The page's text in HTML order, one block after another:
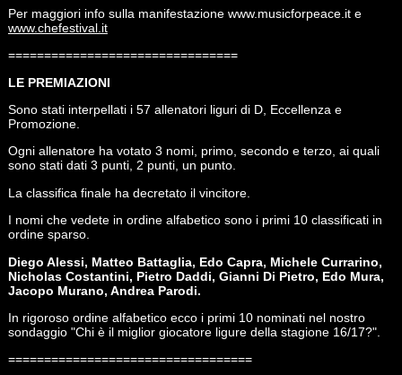
Per maggiori info sulla manifestazione www.musicforpeace.it e
www.chefestival.it
================================
LE PREMIAZIONI
Sono stati interpellati i 57 allenatori liguri di D, Eccellenza e
Promozione.
Ogni allenatore ha votato 3 nomi, primo, secondo e terzo, ai quali
sono stati dati 3 punti, 2 punti, un punto.
La classifica finale ha decretato il vincitore.
I nomi che vedete in ordine alfabetico sono i primi 10 classificati in
ordine sparso.
Diego Alessi, Matteo Battaglia, Edo Capra, Michele Currarino,
Nicholas Costantini, Pietro Daddi, Gianni Di Pietro, Edo Mura,
Jacopo Murano, Andrea Parodi.
In rigoroso ordine alfabetico ecco i primi 10 nominati nel nostro
sondaggio "Chi è il miglior giocatore ligure della stagione 16/17?".
==================================